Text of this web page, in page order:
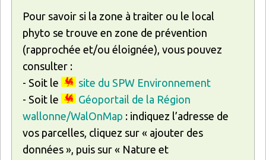
Pour savoir si la zone à traiter ou le local
phyto se trouve en zone de prévention
(rapprochée et/ou éloignée), vous pouvez
consulter :
- Soit le
site du SPW Environnement
- Soit le
Géoportail de la Région
wallonne/WalOnMap : indiquez l’adresse de
vos parcelles, cliquez sur « ajouter des
données », puis sur « Nature et